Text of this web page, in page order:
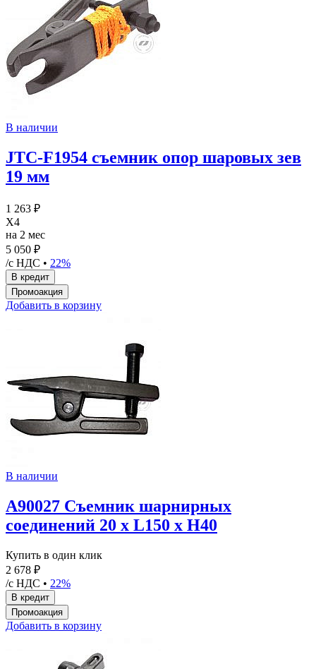
В наличии
JTC-F1954 съемник опор шаровых зев
19 мм
1 263 ₽
X4
на 2 мес
5 050 ₽
/с НДС • 22%
Добавить в корзину
В наличии
A90027 Съемник шарнирных
соединений 20 х L150 x Н40
Купить в один клик
2 678 ₽
/с НДС • 22%
Добавить в корзину